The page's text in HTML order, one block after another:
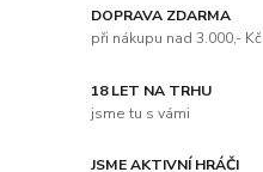
DOPRAVA ZDARMA
při nákupu nad 3.000,- Kč
18 LET NA TRHU
jsme tu s vámi
JSME AKTIVNÍ HRÁČI